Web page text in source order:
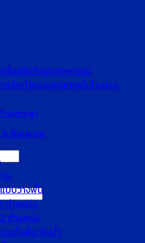
รื่องมือวัดอุตสาหกรรม
รจัดทำระบบคุณภาพในโรงงาน
Balance
น
บบวางพื้น
ตำแหน่ง
ตำแหน่ง
บบตั้งพื้น กันน้ำ